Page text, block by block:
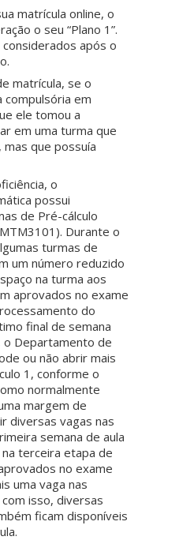
matrícula online, o
o seu “Plano 1”.
após o
matrícula, se o
compulsória em
ele tomou a
em uma turma que
que possuía
o
possui
de Pré-cálculo
Durante o
turmas de
um número reduzido
na turma aos
aprovados no exame
do
final de semana
o Departamento de
ou não abrir mais
1, conforme o
normalmente
margem de
diversas vagas nas
semana de aula
terceira etapa de
no exame
uma vaga nas
isso, diversas
ficam disponíveis